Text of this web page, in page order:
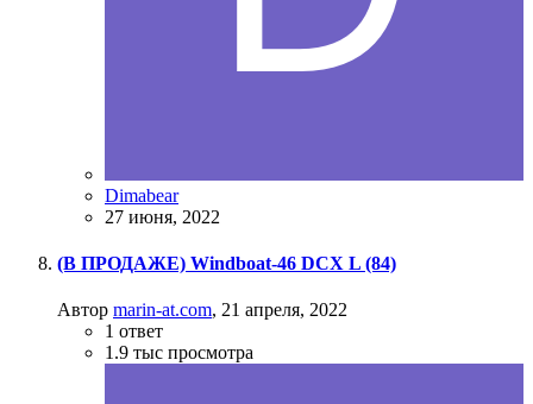
Dimabear
27 июня, 2022
(В ПРОДАЖЕ) Windboat-46 DCX L (84)
Автор marin-at.com, 21 апреля, 2022
1 ответ
1.9 тыс просмотра